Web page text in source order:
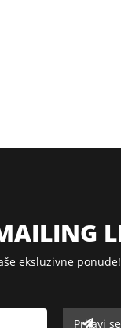
eksluzivne ponude!